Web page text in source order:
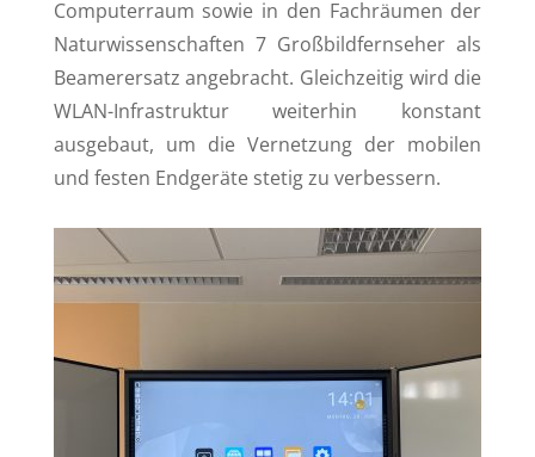
Computerraum sowie in den Fachräumen der
Naturwissenschaften 7 Großbildfernseher als
Beamerersatz angebracht. Gleichzeitig wird die
WLAN-Infrastruktur weiterhin konstant
ausgebaut, um die Vernetzung der mobilen
und festen Endgeräte stetig zu verbessern.